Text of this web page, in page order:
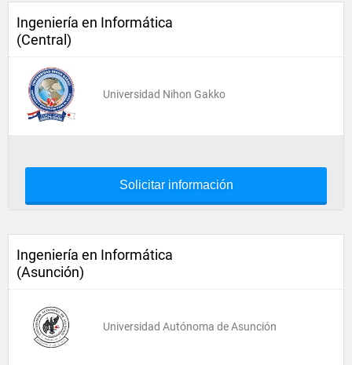
Ingeniería en Informática
(Central)
Universidad Nihon Gakko
Solicitar información
Ingeniería en Informática
(Asunción)
Universidad Autónoma de Asunción